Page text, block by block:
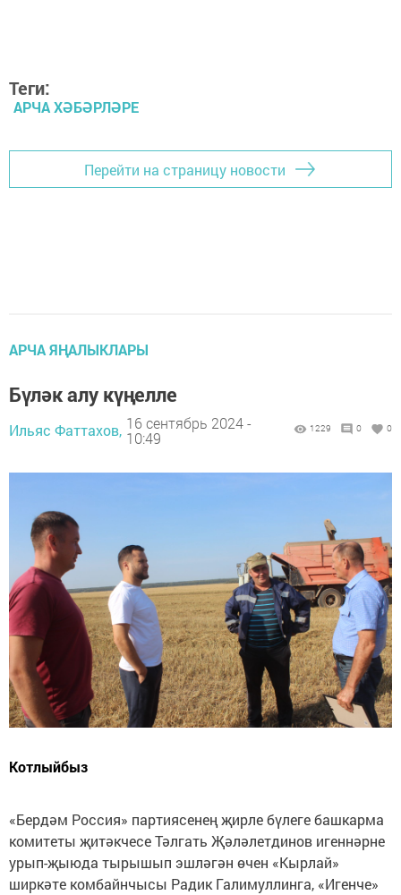
Теги:
АРЧА ХӘБӘРЛӘРЕ
Перейти на страницу новости
АРЧА ЯҢАЛЫКЛАРЫ
Бүләк алу күңелле
Ильяс Фаттахов, 16 сентябрь 2024 -
10:49
1229 0 0
Котлыйбыз
«Бердәм Россия» партиясенең җирле бүлеге башкарма
комитеты җитәкчесе Тәлгать Җәләлетдинов игеннәрне
урып-җыюда тырышып эшләгән өчен «Кырлай»
ширкәте комбайнчысы Радик Галимуллинга, «Игенче»